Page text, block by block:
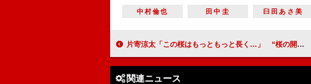
中村倫也 田中圭 臼田あさ美
片寄涼太「この桜はもっともっと長く…」 “桜の開花宣言”と同じ日に出演作公開
関連ニュース